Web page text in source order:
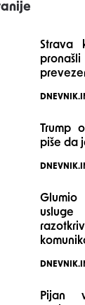
Strava
POSTED
Trump
piše da
POSTED
POSTED
Pijan